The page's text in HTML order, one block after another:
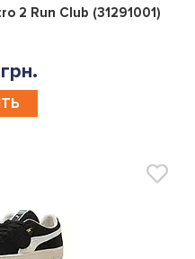
0
2 Run Club (31291001)